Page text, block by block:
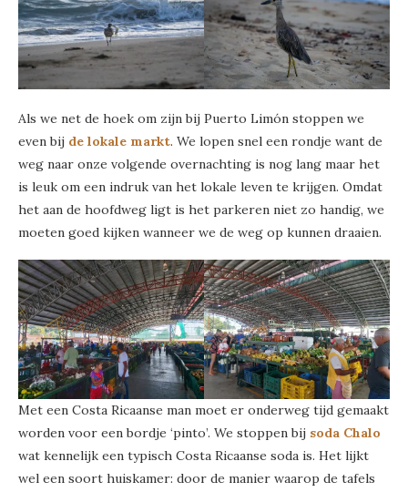
Als we net de hoek om zijn bij Puerto Limón stoppen we
even bij de lokale markt. We lopen snel een rondje want de
weg naar onze volgende overnachting is nog lang maar het
is leuk om een indruk van het lokale leven te krijgen. Omdat
het aan de hoofdweg ligt is het parkeren niet zo handig, we
moeten goed kijken wanneer we de weg op kunnen draaien.
Met een Costa Ricaanse man moet er onderweg tijd gemaakt
worden voor een bordje ‘pinto’. We stoppen bij soda Chalo
wat kennelijk een typisch Costa Ricaanse soda is. Het lijkt
wel een soort huiskamer: door de manier waarop de tafels